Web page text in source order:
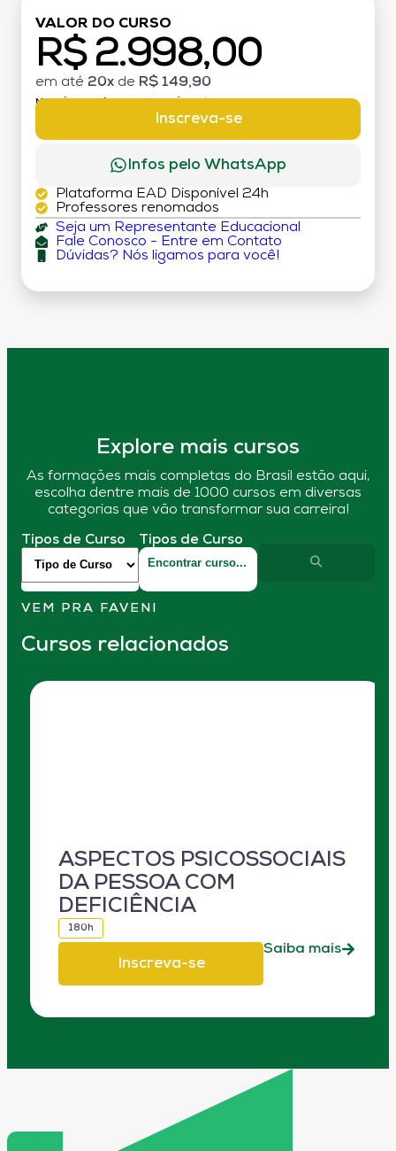
VALOR DO CURSO
R$ 2.998,00
em até 20x de R$ 149,90
MATRÍCULA:
Inscreva-se
Infos pelo WhatsApp
Plataforma EAD Disponível 24h
Professores renomados
Seja um Representante Educacional
Fale Conosco - Entre em Contato
Dúvidas? Nós ligamos para você!
Explore mais cursos
As formações mais completas do Brasil estão aqui,
escolha dentre mais de 1000 cursos em diversas
categorias que vão transformar sua carreira!
Tipos de Curso Tipos de Curso
VEM PRA FAVENI
Cursos relacionados
ASPECTOS PSICOSSOCIAIS
DA PESSOA COM
DEFICIÊNCIA
180h
Inscreva-se
Saiba mais